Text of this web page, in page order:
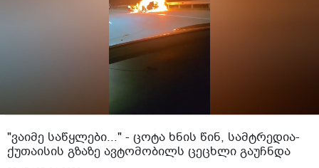
"ვაიმე საწყლები..." - ცოტა ხნის წინ, სამტრედია-
ქუთაისის გზაზე ავტომობილს ცეცხლი გაუჩნდა